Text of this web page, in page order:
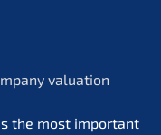
valua­ti­on
the most important